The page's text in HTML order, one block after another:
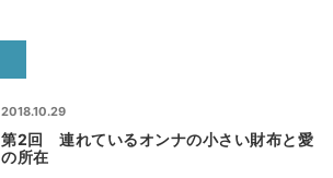
2018.10.29
第2回 連れているオンナの小さい財布と愛
の所在